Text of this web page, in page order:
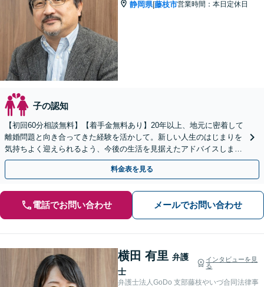
静岡県|藤枝市営業時間：本日定休日
子の認知
【初回60分相談無料】【着手金無料あり】20年以上、地元に密着して
離婚問題と向き合ってきた経験を活かして。新しい人生のはじまりを
気持ちよく迎えられるよう、今後の生活を見据えたアドバイスします
【当日／休日／夜間／電話相談可】【全国出張対応】
料金表を見る
電話でお問い合わせ メールでお問い合わせ
横田 有里 弁護
士
インタビューを見
る
弁護士法人GoDo 支部藤枝やいづ合同法律事